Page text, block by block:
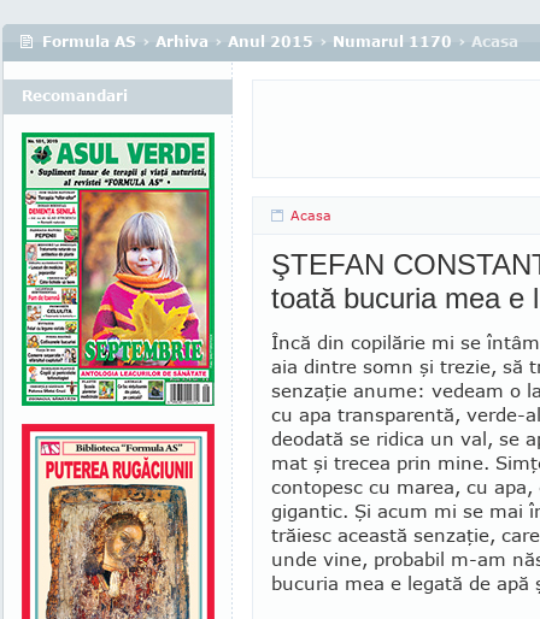
Formula AS › Arhiva › Anul 2015 › Numarul 1170 › Acasa
Acasa
ŞTEFAN
toată bucuria mea e
Încă din copilărie mi se
aia dintre somn şi trezie, să
senzaţie anume: ve­deam o
cu apa transparentă, verde-
deodată se ridica un val, se
mat şi trecea prin mine.
contopesc cu marea, cu apa,
gigantic. Şi acum mi se mai
trăiesc această senzaţie,
unde vine, probabil m-am
bucuria mea e legată de apă
Recomandari